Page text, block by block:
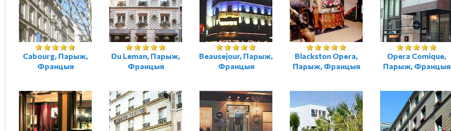
Cabourg, Парыж,
Францыя
Du Leman, Парыж,
Францыя
Beausejour, Парыж,
Францыя
Blackston Opera,
Парыж, Францыя
Opera Comique,
Парыж, Францыя